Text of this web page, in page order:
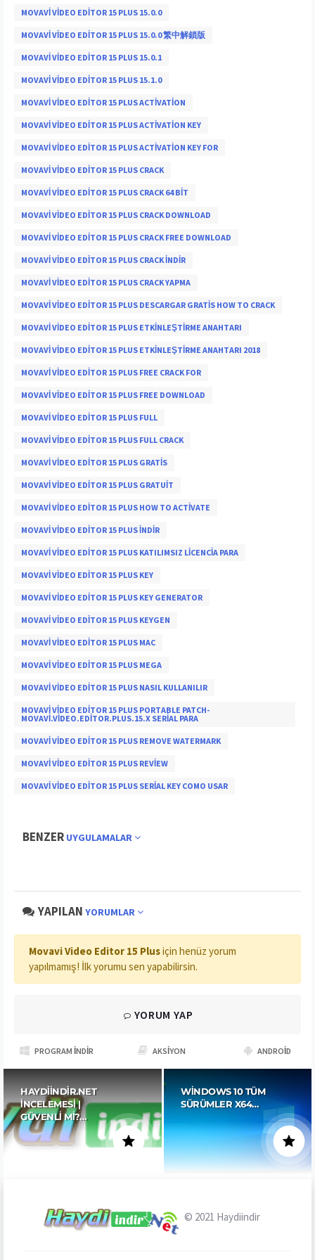
PROGRAM İNDIR AKSIYON ANDROID
HAYDIINDIR.NET
İNCELEMESI |
GÜVENLI MI?…
WINDOWS 10 TÜM
SÜRÜMLER X64…
MOVAVI VIDEO EDITOR 15 PLUS 15.0.0
MOVAVI VIDEO EDITOR 15 PLUS 15.0.0 繁中解鎖版
MOVAVI VIDEO EDITOR 15 PLUS 15.0.1
MOVAVI VIDEO EDITOR 15 PLUS 15.1.0
MOVAVI VIDEO EDITOR 15 PLUS ACTIVATION
MOVAVI VIDEO EDITOR 15 PLUS ACTIVATION KEY
MOVAVI VIDEO EDITOR 15 PLUS ACTIVATION KEY FOR
MOVAVI VIDEO EDITOR 15 PLUS CRACK
MOVAVI VIDEO EDITOR 15 PLUS CRACK 64 BIT
MOVAVI VIDEO EDITOR 15 PLUS CRACK DOWNLOAD
MOVAVI VIDEO EDITOR 15 PLUS CRACK FREE DOWNLOAD
MOVAVI VIDEO EDITOR 15 PLUS CRACK INDIR
MOVAVI VIDEO EDITOR 15 PLUS CRACK YAPMA
MOVAVI VIDEO EDITOR 15 PLUS DESCARGAR GRATIS HOW TO CRACK
MOVAVI VIDEO EDITOR 15 PLUS ETKINLEŞTIRME ANAHTARI
MOVAVI VIDEO EDITOR 15 PLUS ETKINLEŞTIRME ANAHTARI 2018
MOVAVI VIDEO EDITOR 15 PLUS FREE CRACK FOR
MOVAVI VIDEO EDITOR 15 PLUS FREE DOWNLOAD
MOVAVI VIDEO EDITOR 15 PLUS FULL
MOVAVI VIDEO EDITOR 15 PLUS FULL CRACK
MOVAVI VIDEO EDITOR 15 PLUS GRATIS
MOVAVI VIDEO EDITOR 15 PLUS GRATUIT
MOVAVI VIDEO EDITOR 15 PLUS HOW TO ACTIVATE
MOVAVI VIDEO EDITOR 15 PLUS INDIR
MOVAVI VIDEO EDITOR 15 PLUS KATILIMSIZ LICENCIA PARA
MOVAVI VIDEO EDITOR 15 PLUS KEY
MOVAVI VIDEO EDITOR 15 PLUS KEY GENERATOR
MOVAVI VIDEO EDITOR 15 PLUS KEYGEN
MOVAVI VIDEO EDITOR 15 PLUS MAC
MOVAVI VIDEO EDITOR 15 PLUS MEGA
MOVAVI VIDEO EDITOR 15 PLUS NASIL KULLANILIR
MOVAVI VIDEO EDITOR 15 PLUS PORTABLE PATCH-
MOVAVI.VIDEO.EDITOR.PLUS.15.X SERIAL PARA
MOVAVI VIDEO EDITOR 15 PLUS REMOVE WATERMARK
MOVAVI VIDEO EDITOR 15 PLUS REVIEW
MOVAVI VIDEO EDITOR 15 PLUS SERIAL KEY COMO USAR
BENZER UYGULAMALAR
YAPILAN YORUMLAR
Movavi Video Editor 15 Plusiçin henüz yorum
yapılmamış! İlk yorumu sen yapabilirsin.
YORUM YAP
© 2021 Haydiindir